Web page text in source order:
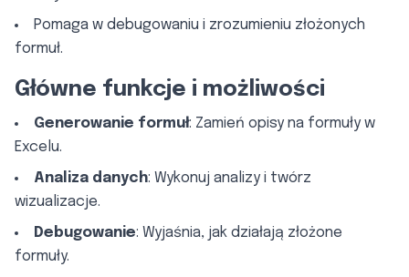
Pomaga w debugowaniu i zrozumieniu złożonych
formuł.
Główne funkcje i możliwości
Generowanie formuł: Zamień opisy na formuły w
Excelu.
Analiza danych: Wykonuj analizy i twórz
wizualizacje.
Debugowanie: Wyjaśnia, jak działają złożone
formuły.